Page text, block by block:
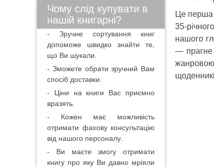
Це перша
35-
нашого
— прагне
Чому слід купувати в
нашій книгарні?
- Зручне сортування книг
допоможе швидко знайти те,
що Ви шукали.
- Зможете обрати зручний Вам
спосіб доставки.
- Ціни на книги Вас приємно
вразять.
- Кожен має можливість
отримати фахову консультацію
від нашого персоналу.
- Ви маєте змогу отримати
книгу про яку Ви давно мріяли